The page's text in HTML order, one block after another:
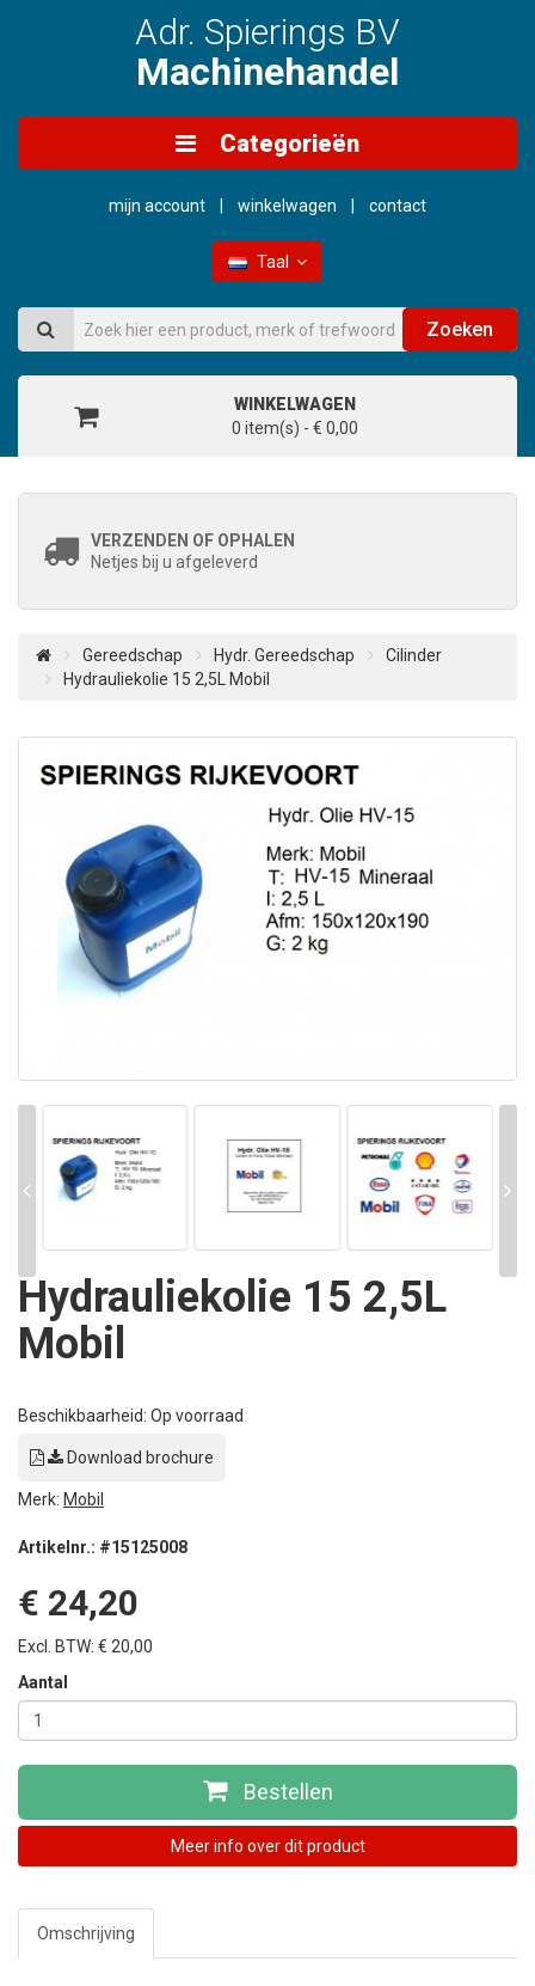
Adr. Spierings BV
Machinehandel
Categorieën
mijn account winkelwagen contact
Taal
Zoeken
WINKELWAGEN
0 item(s) - € 0,00
VERZENDEN OF OPHALEN
Netjes bij u afgeleverd
Gereedschap Hydr. Gereedschap
Cilinder
Hydrauliekolie 15 2,5L Mobil
Hydrauliekolie 15 2,5L
Mobil
Beschikbaarheid: Op voorraad
Download brochure
Merk: Mobil
Artikelnr.: #15125008
€ 24,20
Excl. BTW: € 20,00
Aantal
Bestellen
Meer info over dit product
Omschrijving